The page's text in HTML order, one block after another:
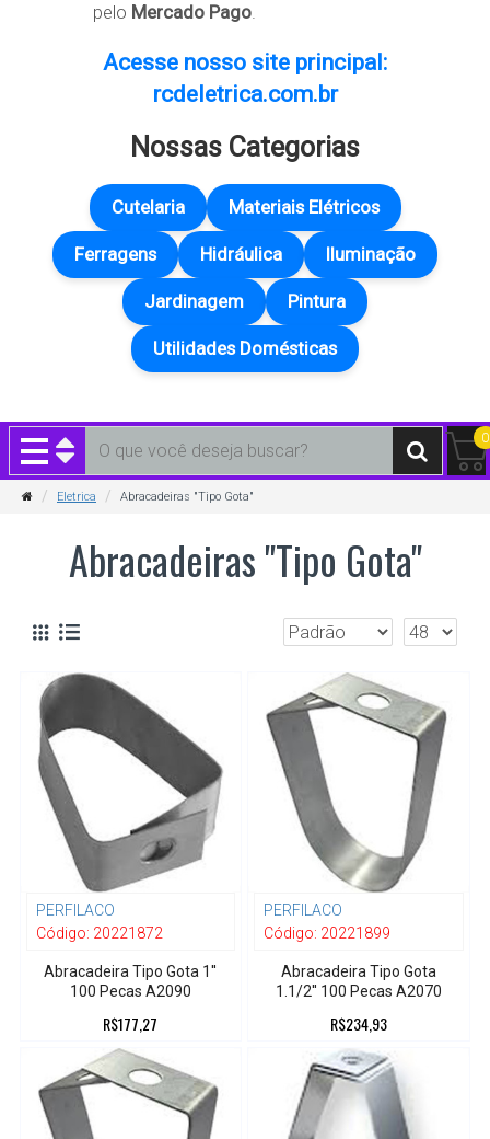
pelo Mercado Pago.
Acesse nosso site principal:
rcdeletrica.com.br
Nossas Categorias
Cutelaria Materiais Elétricos
Ferragens Hidráulica Iluminação
Jardinagem Pintura
Utilidades Domésticas
0
Eletrica Abracadeiras "Tipo Gota"
Abracadeiras "Tipo Gota"
PERFILACO
Código: 20221872
Abracadeira Tipo Gota 1''
100 Pecas A2090
R$177,27
PERFILACO
Código: 20221899
Abracadeira Tipo Gota
1.1/2'' 100 Pecas A2070
R$234,93